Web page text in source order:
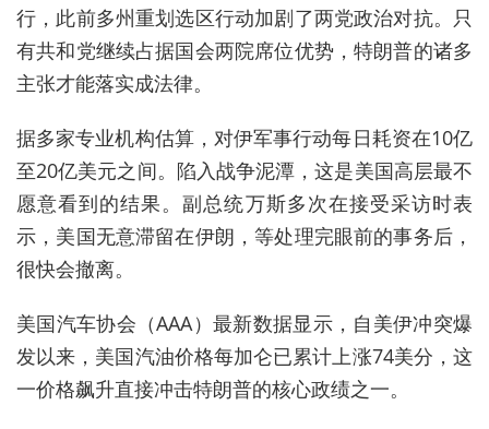
行，此前多州重划选区行动加剧了两党政治对抗。只
有共和党继续占据国会两院席位优势，特朗普的诸多
主张才能落实成法律。
据多家专业机构估算，对伊军事行动每日耗资在10亿
至20亿美元之间。陷入战争泥潭，这是美国高层最不
愿意看到的结果。副总统万斯多次在接受采访时表
示，美国无意滞留在伊朗，等处理完眼前的事务后，
很快会撤离。
美国汽车协会（AAA）最新数据显示，自美伊冲突爆
发以来，美国汽油价格每加仑已累计上涨74美分，这
一价格飙升直接冲击特朗普的核心政绩之一。